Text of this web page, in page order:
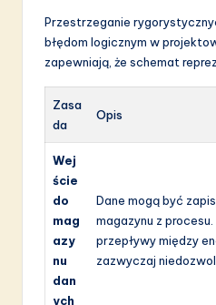
Przestrzeganie
błędom logicznym w
zapewniają, że schemat
Zasa
da
Opis
Wej
ście
do
mag
azy
nu
dan
ych
Dane mogą być
magazynu z
przepływy między
zazwyczaj